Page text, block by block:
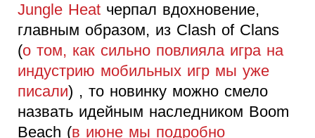
Jungle Heat черпал вдохновение,
главным образом, из Clash of Clans
(о том, как сильно повлияла игра на
индустрию мобильных игр мы уже
писали) , то новинку можно смело
назвать идейным наследником Boom
Beach (в июне мы подробно